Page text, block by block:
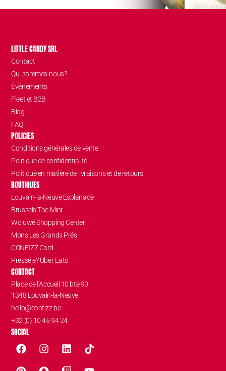
LITTLE CANDY SRL
Contact
Qui sommes-nous?
Événements
Fleet et B2B
Blog
FAQ
POLICIES
Conditions générales de vente
Politique de confidentialité
Politique en matière de livraisons et de retours
BOUTIQUES
Louvain-la-Neuve Esplanade
Brussels The Mint
Woluwé Shopping Center
Mons Les Grands Prés
CONFIZZ Card
Pressé.e? Uber Eats
CONTACT
Place de l’Accueil 10 bte 90
1348 Louvain-la-Neuve
hello@confizz.be
+32 (0) 10 45 94 24
SOCIAL